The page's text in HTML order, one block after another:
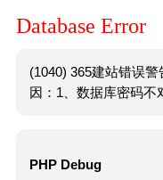
Database Error
(1040) 365建站错误
因：1、数据库密码不
PHP Debug